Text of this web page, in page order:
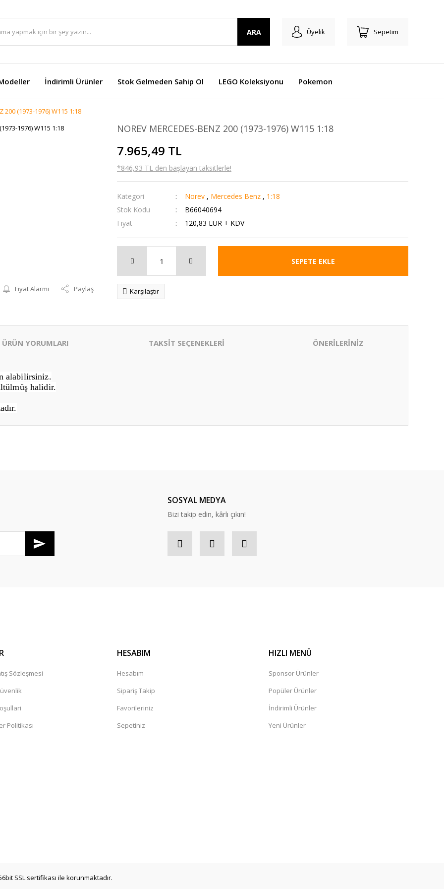
ARA Üyelik Sepetim
İndirimli Ürünler Stok Gelmeden Sahip Ol LEGO Koleksiyonu Pokemon
200 (1973-1976) W115 1:18
Fiyat Alarmı Paylaş
NOREV MERCEDES-BENZ 200 (1973-1976) W115 1:18
7.965,49 TL
*846,93 TL den başlayan taksitlerle!
Kategori Norev , Mercedes Benz , 1:18
Stok Kodu
B66040694
Fiyat
120,83 EUR + KDV
SEPETE EKLE
Karşılaştır
ÜRÜN YORUMLARI TAKSİT SEÇENEKLERİ ÖNERİLERİNİZ
alabilirsiniz.
halidir.
SOSYAL MEDYA
Bizi takip edin, kârlı çıkın!
Sözleşmesi
Politikası
HESABIM
Hesabım
Sipariş Takip
Favorileriniz
Sepetiniz
HIZLI MENÜ
Sponsor Ürünler
Popüler Ürünler
İndirimli Ürünler
Yeni Ürünler
SSL sertifikası ile korunmaktadır.